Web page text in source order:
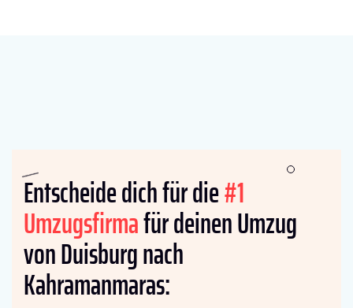
Entscheide dich für die#1
Umzugsfirmafür deinen Umzug
von Duisburg nach
Kahramanmaras: